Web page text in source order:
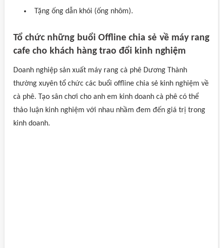
Tặng ống dẫn khói (ống nhôm).
Tổ chức những buổi Offline chia sẻ về máy rang
cafe cho khách hàng trao đổi kinh nghiệm
Doanh nghiệp sản xuất máy rang cà phê Dương Thành
thường xuyên tổ chức các buổi offline chia sẻ kinh nghiệm về
cà phê. Tạo sân chơi cho anh em kinh doanh cà phê có thể
thảo luận kinh nghiệm với nhau nhầm đem đến giá trị trong
kinh doanh.